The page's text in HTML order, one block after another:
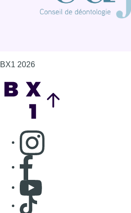
BX1 2026
Consulter page Instagram
Consulter page Facebook
Consulter Youtube
Consulter TikTok